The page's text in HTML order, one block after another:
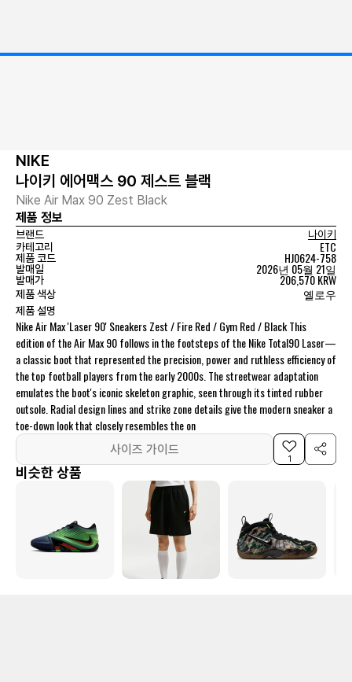
NIKE
나이키 에어맥스 90 제스트 블랙
Nike Air Max 90 Zest Black
제품 정보
브랜드
나이키
카테고리
ETC
제품 코드 HJ0624-758
발매일 2026년 05월 21일
발매가 206,570 KRW
제품 색상 옐로우
제품 설명
Nike Air Max 'Laser 90' Sneakers Zest / Fire Red / Gym Red / Black This
edition of the Air Max 90 follows in the footsteps of the Nike Total90 Laser—
a classic boot that represented the precision, power and ruthless efficiency of
the top football players from the early 2000s. The streetwear adaptation
emulates the boot's iconic skeleton graphic, seen through its tinted rubber
outsole. Radial design lines and strike zone details give the modern sneaker a
toe-down look that closely resembles the on
사이즈 가이드
1
비슷한 상품